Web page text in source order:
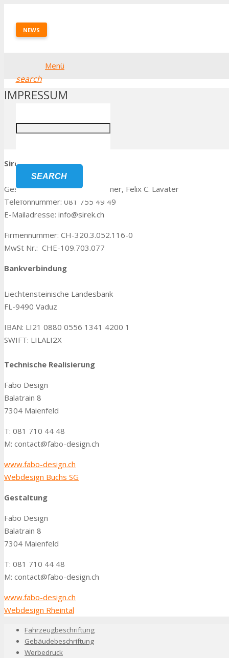
NEWS
search
SEARCH
Menü
IMPRESSUM
Sirek Büchel AG
Geschäftsführung: Marcus Römer, Felix C. Lavater
Telefonnummer: 081 755 49 49
E-Mailadresse: info@sirek.ch
Firmennummer: CH-320.3.052.116-0
MwSt Nr.: CHE-109.703.077
Bankverbindung
Liechtensteinische Landesbank
FL-9490 Vaduz
IBAN: LI21 0880 0556 1341 4200 1
SWIFT: LILALI2X
Technische Realisierung
Fabo Design
Balatrain 8
7304 Maienfeld
T: 081 710 44 48
M: contact@fabo-design.ch
www.fabo-design.ch
Webdesign Buchs SG
Gestaltung
Fabo Design
Balatrain 8
7304 Maienfeld
T: 081 710 44 48
M: contact@fabo-design.ch
www.fabo-design.ch
Webdesign Rheintal
Fahrzeugbeschriftung
Gebäudebeschriftung
Werbedruck